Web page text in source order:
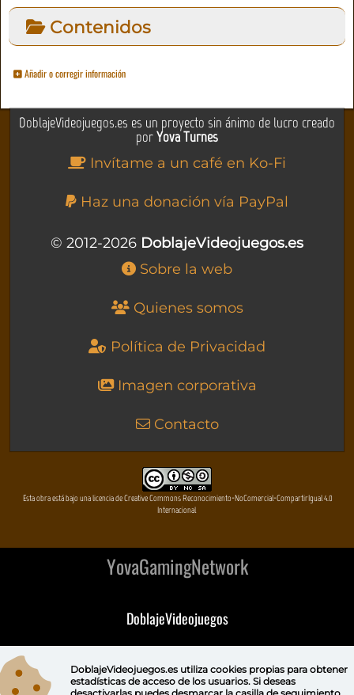
Contenidos
Añadir o corregir información
DoblajeVideojuegos.es es un proyecto sin ánimo de lucro creado
porYova Turnes
Invítame a un café en Ko-Fi
Haz una donación vía PayPal
© 2012-2026 DoblajeVideojuegos.es
Sobre la web
Quienes somos
Política de Privacidad
Imagen corporativa
Contacto
Esta obra está bajo una licencia de Creative Commons Reconocimiento-NoComercial-CompartirIgual 4.0
Internacional
YovaGamingNetwork
DoblajeVideojuegos
DeVuego GAL
DoblajeVideojuegos.es utiliza cookies propiaspara obtener
estadísticas de acceso de los usuarios. Si deseas